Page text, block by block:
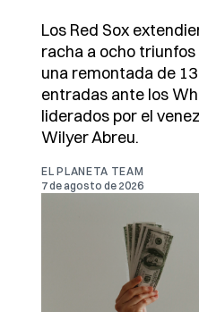
Los Red Sox
racha a ocho triunfos
una remontada de 13
entradas ante los
liderados por el
Wilyer Abreu.
EL PLANETA TEAM
7 de agosto de 2026